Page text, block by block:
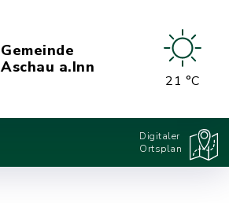
Gemeinde
Aschau a.Inn
21 °C
Digitaler
Ortsplan